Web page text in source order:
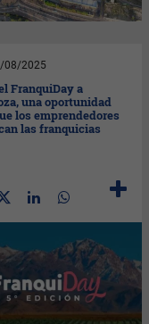
08/2025
FranquiDay a
una oportunidad
los emprendedores
las franquicias